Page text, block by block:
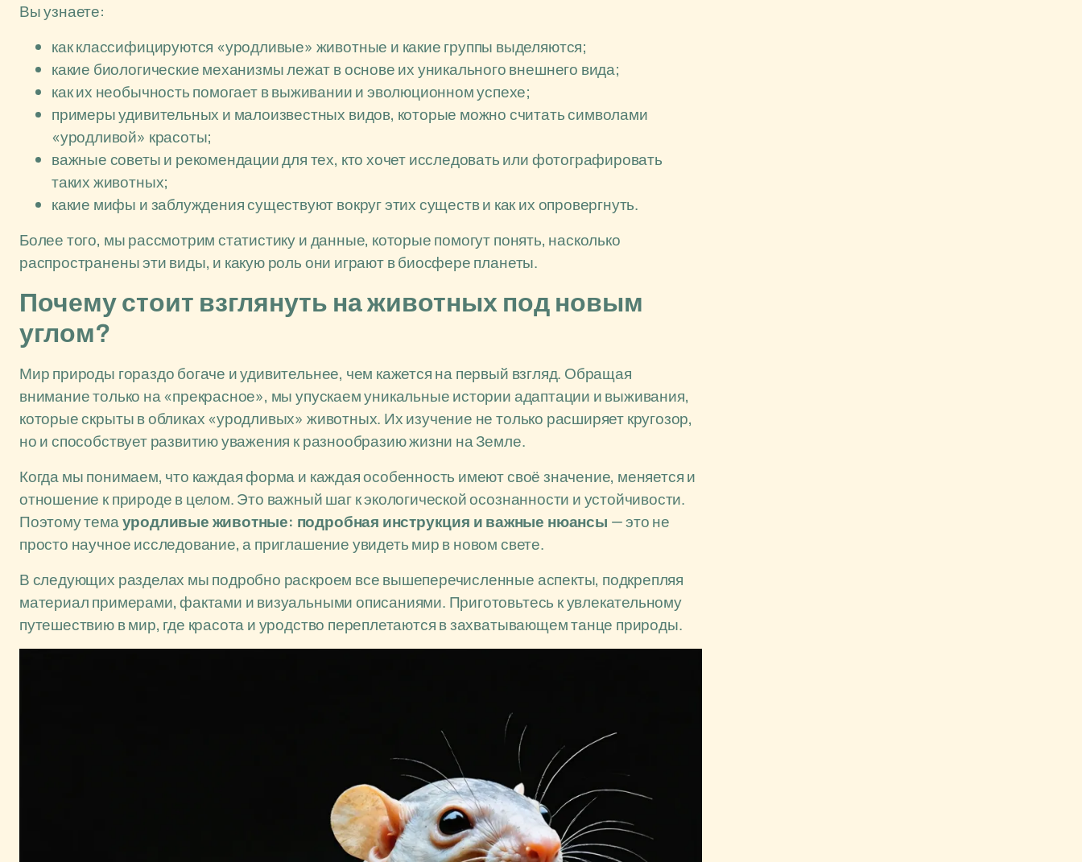
Вы узнаете:
как классифицируются «уродливые» животные и какие группы выделяются;
какие биологические механизмы лежат в основе их уникального внешнего вида;
как их необычность помогает в выживании и эволюционном успехе;
примеры удивительных и малоизвестных видов, которые можно считать символами
«уродливой» красоты;
важные советы и рекомендации для тех, кто хочет исследовать или фотографировать
таких животных;
какие мифы и заблуждения существуют вокруг этих существ и как их опровергнуть.
Более того, мы рассмотрим статистику и данные, которые помогут понять, насколько
распространены эти виды, и какую роль они играют в биосфере планеты.
Почему стоит взглянуть на животных под новым
углом?
Мир природы гораздо богаче и удивительнее, чем кажется на первый взгляд. Обращая
внимание только на «прекрасное», мы упускаем уникальные истории адаптации и выживания,
которые скрыты в обликах «уродливых» животных. Их изучение не только расширяет кругозор,
но и способствует развитию уважения к разнообразию жизни на Земле.
Когда мы понимаем, что каждая форма и каждая особенность имеют своё значение, меняется и
отношение к природе в целом. Это важный шаг к экологической осознанности и устойчивости.
Поэтому темауродливые животные: подробная инструкция и важные нюансы — это не
просто научное исследование, а приглашение увидеть мир в новом свете.
В следующих разделах мы подробно раскроем все вышеперечисленные аспекты, подкрепляя
материал примерами, фактами и визуальными описаниями. Приготовьтесь к увлекательному
путешествию в мир, где красота и уродство переплетаются в захватывающем танце природы.